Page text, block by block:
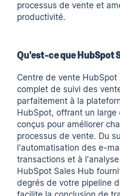
processus de vente et
productivité.
Qu'est-ce que HubSpot
Centre de vente HubSpot
complet de suivi des
parfaitement à la
HubSpot, offrant un large
conçus pour améliorer
processus de vente. Du
l'automatisation des e-
transactions et à
HubSpot Sales Hub
degrés de votre pipeline